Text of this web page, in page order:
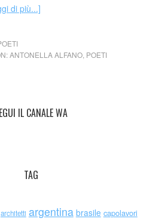
di più...]
ANTONELLA ALFANO, POETI
IL CANALE WA
TAG
architetti argentina brasile capolavori